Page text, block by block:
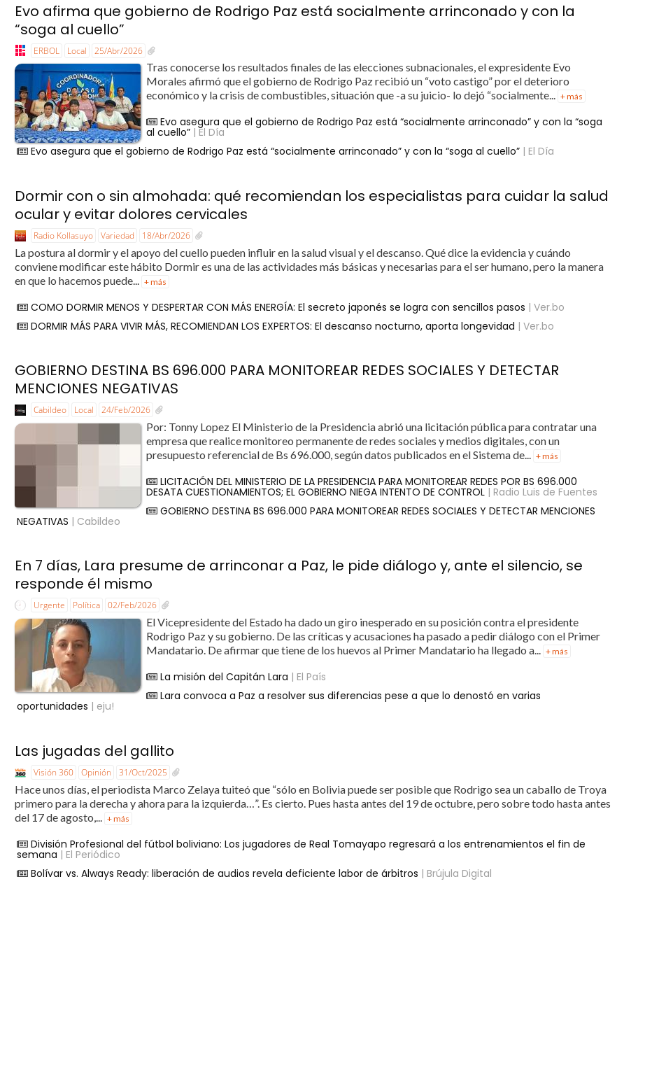
Evo afirma que gobierno de Rodrigo Paz está socialmente arrinconado y con la
“soga al cuello”
ERBOL Local 25/Abr/2026
Tras conocerse los resultados finales de las elecciones subnacionales, el expresidente Evo
Morales afirmó que el gobierno de Rodrigo Paz recibió un “voto castigo” por el deterioro
económico y la crisis de combustibles, situación que -a su juicio- lo dejó “socialmente... + más
Evo asegura que el gobierno de Rodrigo Paz está “socialmente arrinconado” y con la “soga
al cuello” | El Día
Evo asegura que el gobierno de Rodrigo Paz está “socialmente arrinconado” y con la “soga al cuello” | El Día
Dormir con o sin almohada: qué recomiendan los especialistas para cuidar la salud
ocular y evitar dolores cervicales
Radio Kollasuyo Variedad 18/Abr/2026
La postura al dormir y el apoyo del cuello pueden influir en la salud visual y el descanso. Qué dice la evidencia y cuándo
conviene modificar este hábito Dormir es una de las actividades más básicas y necesarias para el ser humano, pero la manera
en que lo hacemos puede...
+ más
COMO DORMIR MENOS Y DESPERTAR CON MÁS ENERGÍA: El secreto japonés se logra con sencillos pasos | Ver.bo
DORMIR MÁS PARA VIVIR MÁS, RECOMIENDAN LOS EXPERTOS: El descanso nocturno, aporta longevidad | Ver.bo
GOBIERNO DESTINA BS 696.000 PARA MONITOREAR REDES SOCIALES Y DETECTAR
MENCIONES NEGATIVAS
Cabildeo Local 24/Feb/2026
Por: Tonny Lopez El Ministerio de la Presidencia abrió una licitación pública para contratar una
empresa que realice monitoreo permanente de redes sociales y medios digitales, con un
presupuesto referencial de Bs 696.000, según datos publicados en el Sistema de... + más
LICITACIÓN DEL MINISTERIO DE LA PRESIDENCIA PARA MONITOREAR REDES POR BS 696.000
DESATA CUESTIONAMIENTOS; EL GOBIERNO NIEGA INTENTO DE CONTROL | Radio Luis de Fuentes
GOBIERNO DESTINA BS 696.000 PARA MONITOREAR REDES SOCIALES Y DETECTAR MENCIONES
NEGATIVAS | Cabildeo
En 7 días, Lara presume de arrinconar a Paz, le pide diálogo y, ante el silencio, se
responde él mismo
Urgente Política 02/Feb/2026
El Vicepresidente del Estado ha dado un giro inesperado en su posición contra el presidente
Rodrigo Paz y su gobierno. De las críticas y acusaciones ha pasado a pedir diálogo con el Primer
Mandatario. De afirmar que tiene de los huevos al Primer Mandatario ha llegado a... + más
La misión del Capitán Lara | El País
Lara convoca a Paz a resolver sus diferencias pese a que lo denostó en varias
oportunidades | eju!
Las jugadas del gallito
Visión 360 Opinión 31/Oct/2025
Hace unos días, el periodista Marco Zelaya tuiteó que “sólo en Bolivia puede ser posible que Rodrigo sea un caballo de Troya
primero para la derecha y ahora para la izquierda…”. Es cierto. Pues hasta antes del 19 de octubre, pero sobre todo hasta antes
del 17 de agosto,...
+ más
División Profesional del fútbol boliviano: Los jugadores de Real Tomayapo regresará a los entrenamientos el fin de
semana | El Periódico
Bolívar vs. Always Ready: liberación de audios revela deficiente labor de árbitros | Brújula Digital